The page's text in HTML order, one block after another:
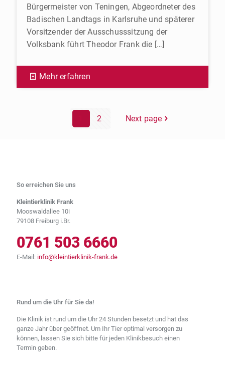
Bürgermeister von Teningen, Abgeordneter des
Badischen Landtags in Karlsruhe und späterer
Vorsitzender der Ausschusssitzung der
Volksbank führt Theodor Frank die […]
Mehr erfahren
2 Next page
So erreichen Sie uns
Kleintierklinik Frank
Mooswaldallee 10i
79108 Freiburg i.Br.
0761 503 6660
E-Mail: info@kleintierklinik-frank.de
Rund um die Uhr für Sie da!
Die Klinik ist rund um die Uhr 24 Stunden besetzt und hat das
ganze Jahr über geöffnet. Um Ihr Tier optimal versorgen zu
können, lassen Sie sich bitte für jeden Klinikbesuch einen
Termin geben.